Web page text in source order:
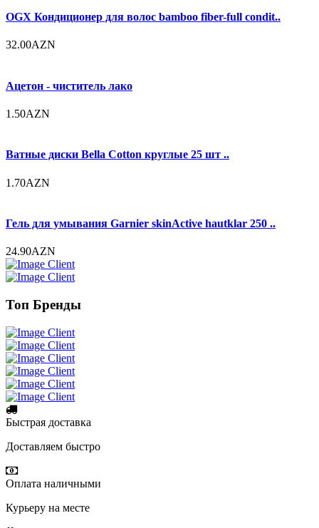
OGX Кондиционер для волос bamboo fiber-full condit..
32.00AZN
Ацетон - чиститель лако
1.50AZN
Ватные диски Bella Cotton круглые 25 шт ..
1.70AZN
Гель для умывания Garnier skinActive hautklar 250 ..
24.90AZN
Топ Бренды
Быстрая доставка
Доставляем быстро
Оплата наличными
Курьеру на месте